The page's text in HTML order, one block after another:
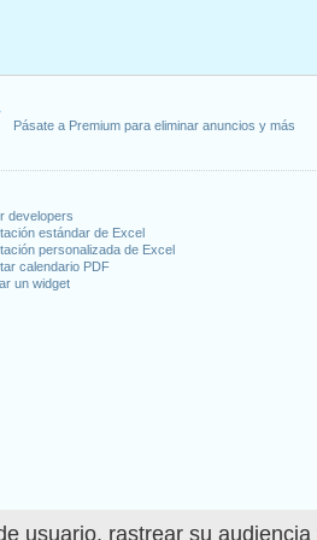
usuario, rastrear su
Pásate a Premium para eliminar anuncios y más
developers
estándar de Excel
personalizada de Excel
calendario PDF
un widget
2026
8 diciembre, 2026
fin de semana
2026